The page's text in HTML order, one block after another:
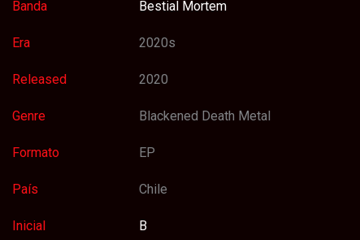
Banda Bestial Mortem
Era 2020s
Released 2020
Genre Blackened Death Metal
Formato EP
País Chile
Inicial B